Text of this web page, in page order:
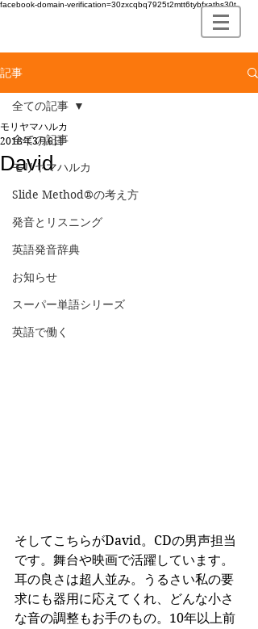
facebook-domain-verification=30zxcqbq7925t2mtt6tybfxatbs30t
記事
全ての記事
モリヤマハルカ
Slide Method®の考え方
発音とリスニング
英語発音辞典
お知らせ
スーパー単語シリーズ
英語で働く
全ての記事
David
モリヤマハルカ
2018年3月6日
そしてこちらがDavid。CDの男声担当
です。舞台や映画で活躍しています。
耳の良さは超人並み。うるさい私の要
求にも器用に応えてくれ、どんな小さ
な音の調整もお手のもの。10年以上前